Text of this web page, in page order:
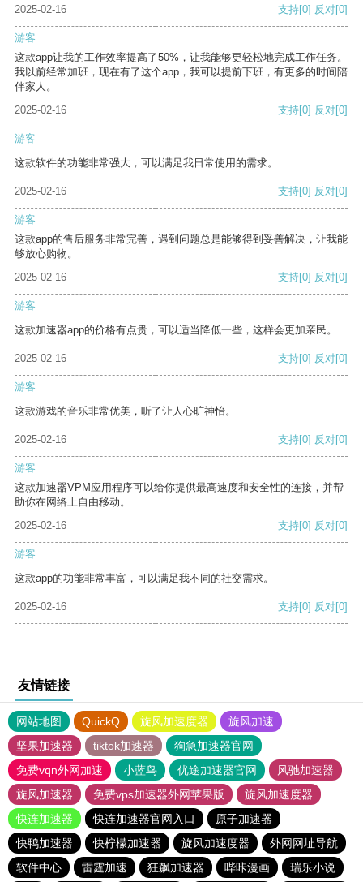
2025-02-16
支持[0] 反对[0]
游客
这款app让我的工作效率提高了50%，让我能够更轻松地完成工作任务。
我以前经常加班，现在有了这个app，我可以提前下班，有更多的时间陪
伴家人。
2025-02-16
支持[0] 反对[0]
游客
这款软件的功能非常强大，可以满足我日常使用的需求。
2025-02-16 支持[0] 反对[0]
游客
这款app的售后服务非常完善，遇到问题总是能够得到妥善解决，让我能
够放心购物。
2025-02-16
支持[0] 反对[0]
游客
这款加速器app的价格有点贵，可以适当降低一些，这样会更加亲民。
2025-02-16 支持[0] 反对[0]
游客
这款游戏的音乐非常优美，听了让人心旷神怡。
2025-02-16 支持[0] 反对[0]
游客
这款加速器VPM应用程序可以给你提供最高速度和安全性的连接，并帮
助你在网络上自由移动。
2025-02-16
支持[0] 反对[0]
游客
这款app的功能非常丰富，可以满足我不同的社交需求。
2025-02-16 支持[0] 反对[0]
友情链接
网站地图 QuickQ 旋风加速度器
旋风加速
坚果加速器
tiktok加速器
狗急加速器官网
免费vqn外网加速
小蓝鸟 优途加速器官网
风驰加速器
旋风加速器
免费vps加速器外网苹果版
旋风加速度器
快连加速器
快连加速器官网入口
原子加速器
快鸭加速器
快柠檬加速器 旋风加速度器
外网网址导航
软件中心
雷霆加速 狂飙加速器 哔咔漫画 瑞乐小说